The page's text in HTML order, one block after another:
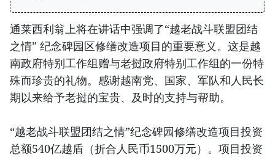
通莱西利翁上将在讲话中强调了“越老战斗联盟团结
之情” 纪念碑园区修缮改造项目的重要意义。这是越
南政府特别工作组赠与老挝政府特别工作组的一份特
殊而珍贵的礼物。感谢越南党、国家、军队和人民长
期以来给予老挝的宝贵、及时的支持与帮助。
“越老战斗联盟团结之情”纪念碑园修缮改造项目投资
总额540亿越盾（折合人民币1500万元）。项目投资